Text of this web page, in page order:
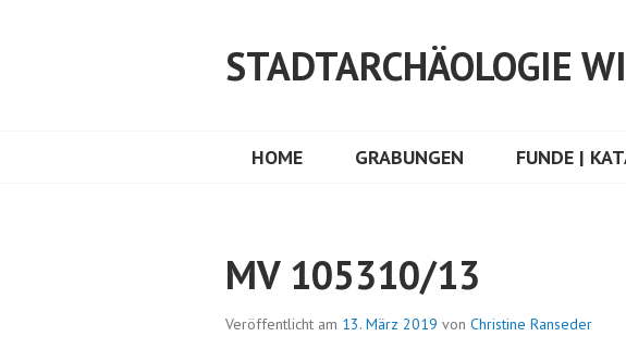
STADTARCHÄOLOGIE
HOME GRABUNGEN FUNDE |
MV 105310/13
Veröffentlicht am 13. März 2019 von Christine Ranseder